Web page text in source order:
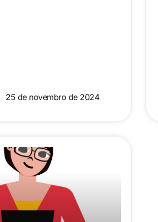
25 de novembro de 2024